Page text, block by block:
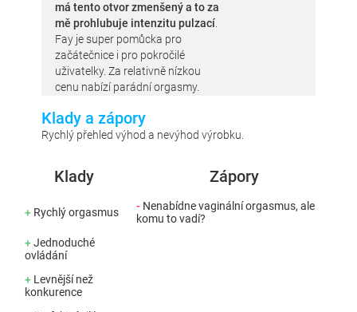
má tento otvor zmenšený a to za
mě prohlubuje intenzitu pulzací.
Fay je super pomůcka pro
začátečnice i pro pokročilé
uživatelky. Za relativně nízkou
cenu nabízí parádní orgasmy.
Klady a zápory
Rychlý přehled výhod a nevýhod výrobku.
Klady Zápory
+Rychlý orgasmus - Nenabídne vaginální orgasmus, ale
komu to vadí?
+Jednoduché
ovládání
+Levnější než
konkurence